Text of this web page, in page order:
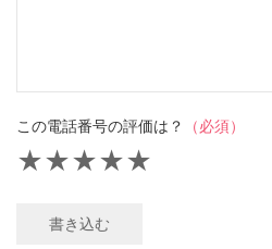
この電話番号の評価は？ （必須）
★
★
★
★
★
書き込む